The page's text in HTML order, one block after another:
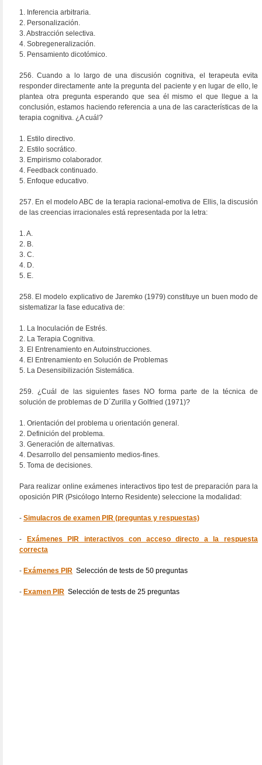
1. Inferencia arbitraria.
2. Personalización.
3. Abstracción selectiva.
4. Sobregeneralización.
5. Pensamiento dicotómico.
256. Cuando a lo largo de una discusión cognitiva, el terapeuta evita
responder directamente ante la pregunta del paciente y en lugar de ello, le
plantea otra pregunta esperando que sea él mismo el que llegue a la
conclusión, estamos haciendo referencia a una de las características de la
terapia cognitiva. ¿A cuál?
1. Estilo directivo.
2. Estilo socrático.
3. Empirismo colaborador.
4. Feedback continuado.
5. Enfoque educativo.
257. En el modelo ABC de la terapia racional-emotiva de Ellis, la discusión
de las creencias irracionales está representada por la letra:
1. A.
2. B.
3. C.
4. D.
5. E.
258. El modelo explicativo de Jaremko (1979) constituye un buen modo de
sistematizar la fase educativa de:
1. La Inoculación de Estrés.
2. La Terapia Cognitiva.
3. El Entrenamiento en Autoinstrucciones.
4. El Entrenamiento en Solución de Problemas
5. La Desensibilización Sistemática.
259. ¿Cuál de las siguientes fases NO forma parte de la técnica de
solución de problemas de D´Zurilla y Golfried (1971)?
1. Orientación del problema u orientación general.
2. Definición del problema.
3. Generación de alternativas.
4. Desarrollo del pensamiento medios-fines.
5. Toma de decisiones.
Para realizar online exámenes interactivos tipo test de preparación para la
oposición PIR (Psicólogo Interno Residente) seleccione la modalidad:
- Simulacros de examen PIR (preguntas y respuestas)
-
Exámenes PIR interactivos con acceso directo a la respuesta
correcta
- Exámenes PIR Selección de tests de 50 preguntas
- Examen PIR Selección de tests de 25 preguntas